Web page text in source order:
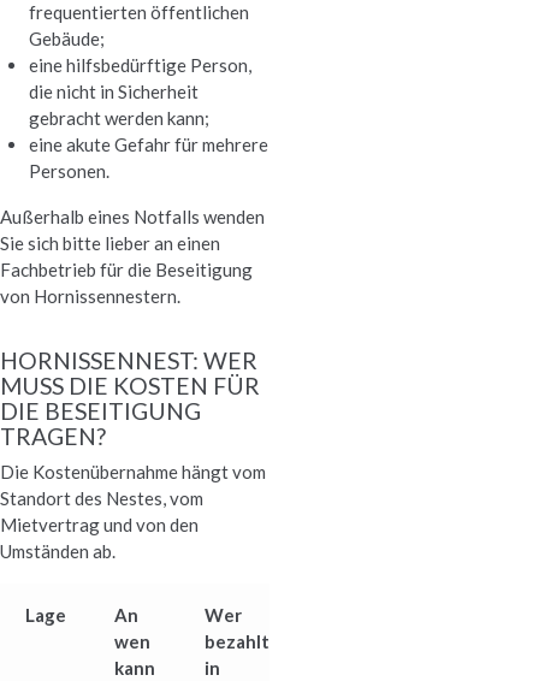
frequentierten öffentlichen
Gebäude;
eine hilfsbedürftige Person,
die nicht in Sicherheit
gebracht werden kann;
eine akute Gefahr für mehrere
Personen.
Außerhalb eines Notfalls wenden
Sie sich bitte lieber an einen
Fachbetrieb für die Beseitigung
von Hornissennestern.
HORNISSENNEST: WER
MUSS DIE KOSTEN FÜR
DIE BESEITIGUNG
TRAGEN?
Die Kostenübernahme hängt vom
Standort des Nestes, vom
Mietvertrag und von den
Umständen ab.
Lage
An
wen
kann
Wer
bezahlt
in